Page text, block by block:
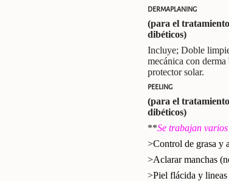
DERMAPLANING
(para el
dibéticos)
Incluye; Doble
mecánica con
protector solar.
PEELING
(para el
dibéticos)
**Se trabajan
>Control de grasa y
>Aclarar manchas
>Piel flácida y lineas